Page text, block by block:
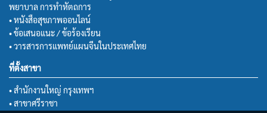
พยาบาล การทำหัตถการ
• หนังสือสุขภาพออนไลน์
• ข้อเสนอแนะ / ข้อร้องเรียน
• วารสารการแพทย์แผนจีนในประเทศไทย
ที่ตั้งสาขา
• สำนักงานใหญ่ กรุงเทพฯ
• สาขาศรีราชา